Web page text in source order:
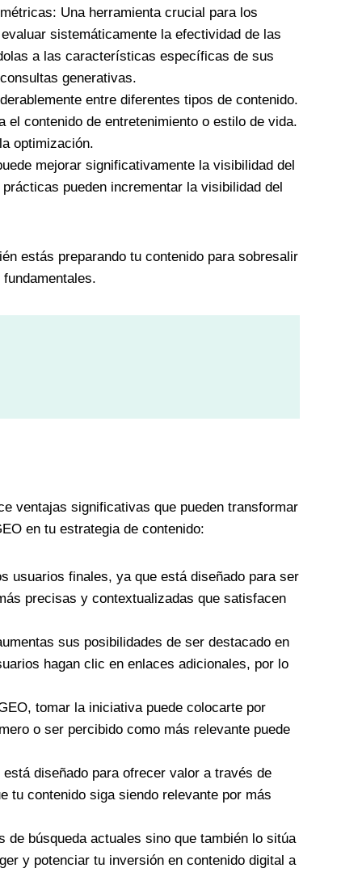
Una herramienta crucial para los
sistemáticamente la efectividad de las
a las características específicas de sus
generativas.
entre diferentes tipos de contenido.
contenido de entretenimiento o estilo de vida.
optimización.
mejorar significativamente la visibilidad del
pueden incrementar la visibilidad del
estás preparando tu contenido para sobresalir
ventajas significativas que pueden transformar
en tu estrategia de contenido:
usuarios finales, ya que está diseñado para ser
precisas y contextualizadas que satisfacen
sus posibilidades de ser destacado en
hagan clic en enlaces adicionales, por lo
tomar la iniciativa puede colocarte por
o ser percibido como más relevante puede
diseñado para ofrecer valor a través de
tu contenido siga siendo relevante por más
búsqueda actuales sino que también lo sitúa
y potenciar tu inversión en contenido digital a